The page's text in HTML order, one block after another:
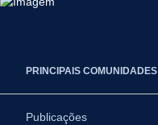
PRINCIPAIS COMUNIDADES
Publicações